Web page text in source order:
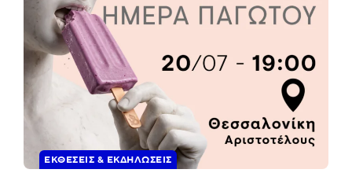
ΕΚΘΈΣΕΙΣ & ΕΚΔΗΛΏΣΕΙΣ